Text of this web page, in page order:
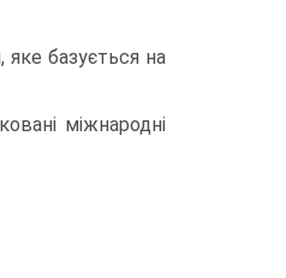
базується на
міжнародні